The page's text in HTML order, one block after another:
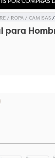
ROPA CAMISAS
para